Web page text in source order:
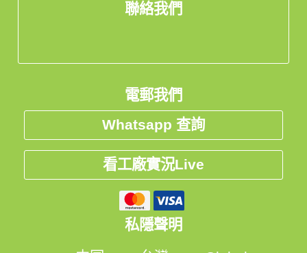
聯絡我們
電郵我們
Whatsapp 查詢
看工廠實況Live
私隱聲明